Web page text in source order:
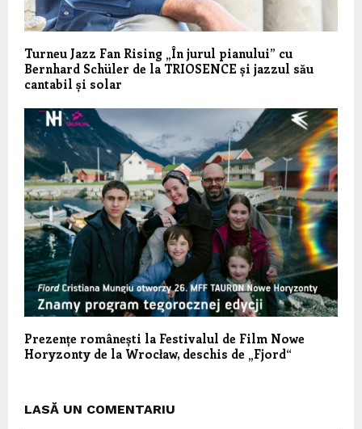
Turneu Jazz Fan Rising „În jurul pianului” cu
Bernhard Schüler de la TRIOSENCE și jazzul său
cantabil și solar
Prezențe românești la Festivalul de Film Nowe
Horyzonty de la Wrocław, deschis de „Fjord“
LASĂ UN COMENTARIU